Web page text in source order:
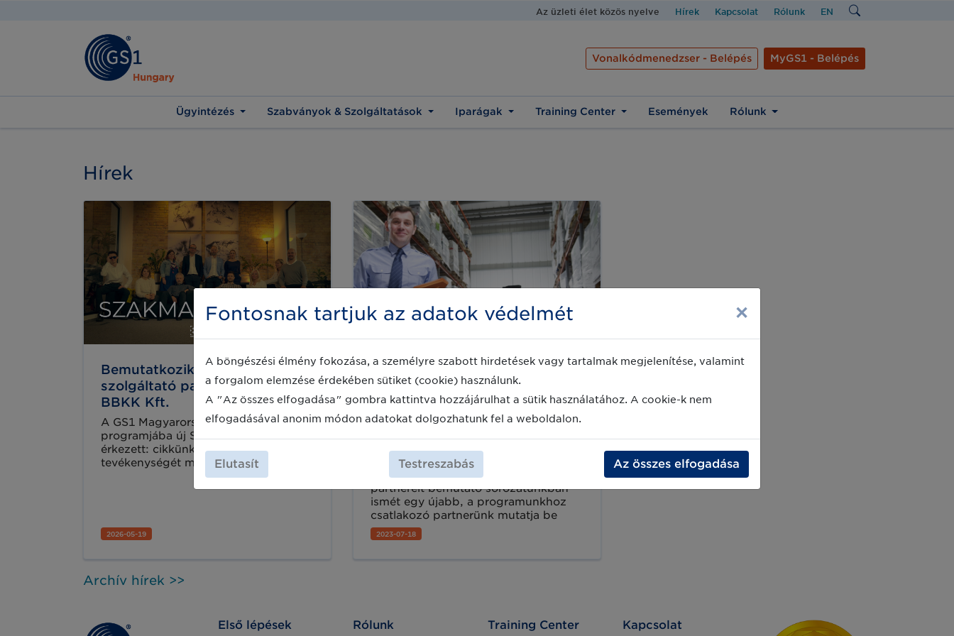
Az üzleti élet közös nyelve Hírek Kapcsolat Rólunk EN
Vonalkódmenedzser - Belépés MyGS1 - Belépés
Ügyintézés Szabványok & Szolgáltatások Iparágak Training Center Események Rólunk
Hírek
Bemutatkozik új Szövetséges
szolgáltató partnerünk: a
BBKK Kft.
A GS1 Magyarország Szolgáltatói
programjába új Szövetséges partner
érkezett: cikkünkben a BBKK Kft.
tevékenységét mutatjuk be.
2026-05-19
Bemutatkozik Szolgáltató
partnerünk a PLOG Consulting
Bt.
A GS1 Magyarország Szolgáltatói
partnereit bemutató sorozatunkban
ismét egy újabb, a programunkhoz
csatlakozó partnerünk mutatja be
szakterületét és tevékenységét: a
PLOG Consulting Bt. Ismerjék meg
2023-07-18
Archív hírek >>
Első lépések Rólunk Training Center Kapcsolat
Fontosnak tartjuk az adatok védelmét ×
A böngészési élmény fokozása, a személyre szabott hirdetések vagy tartalmak megjelenítése, valamint
a forgalom elemzése érdekében sütiket (cookie) használunk.
A "Az összes elfogadása" gombra kattintva hozzájárulhat a sütik használatához. A cookie-k nem
elfogadásával anonim módon adatokat dolgozhatunk fel a weboldalon.
Elutasít Testreszabás Az összes elfogadása